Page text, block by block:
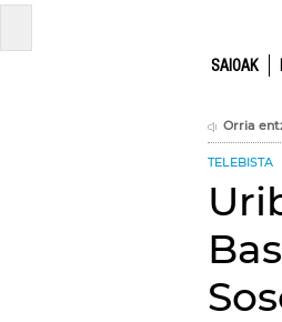
SAIOAK
Orria
TELEBISTA